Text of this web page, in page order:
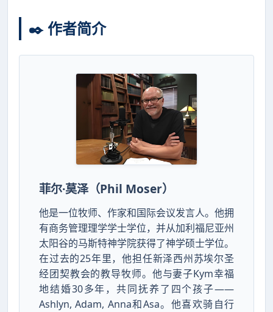
✒️ 作者简介
菲尔·莫泽（Phil Moser）
他是一位牧师、作家和国际会议发言人。他拥
有商务管理理学学士学位，并从加利福尼亚州
太阳谷的马斯特神学院获得了神学硕士学位。
在过去的25年里，他担任新泽西州苏埃尔圣
经团契教会的教导牧师。他与妻子Kym幸福
地结婚30多年，共同抚养了四个孩子——
Ashlyn, Adam, Anna和Asa。他喜欢骑自行